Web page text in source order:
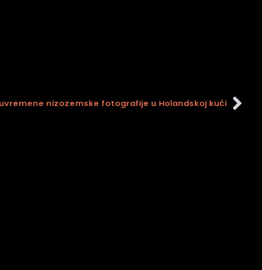
nizozemske fotografije u Holandskoj kući